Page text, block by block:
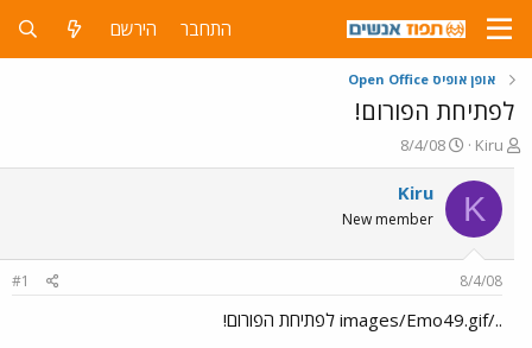
התחבר הירשם
אופן אופיס Open Office
לפתיחת הפורום!
פ
ו
ת
ח
ה
ש
Kiru
פ
ו
ס
ר
8/4/08
K
Kiru
New member
8/4/08
#1
../images/Emo49.gif לפתיחת הפורום!